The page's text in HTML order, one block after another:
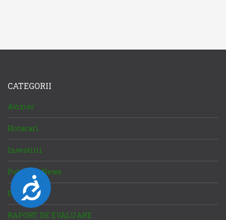
Accesibilitate
CATEGORII
Avizier
Hotarari
Investitii
Political News
Primarie
RAPORT DE EVALUARE